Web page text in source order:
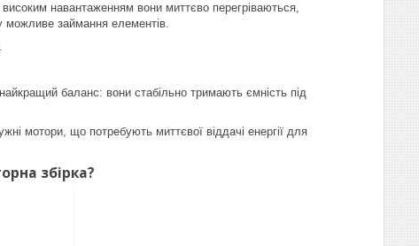
навантаженням вони миттєво перегріваються,
можливе займання елементів.
баланс: вони стабільно тримають ємність під
мотори, що потребують миттєвої віддачі енергії для
збірка?